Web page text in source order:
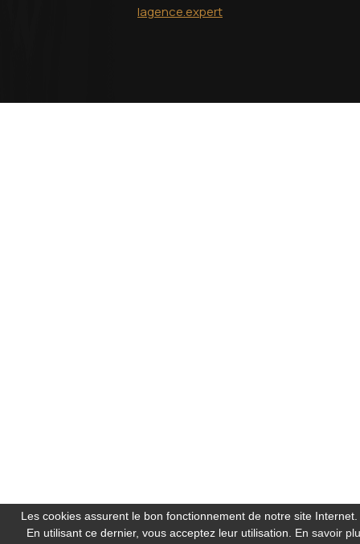
lagence.expert
Les cookies assurent le bon fonctionnement de notre site Internet.
En utilisant ce dernier, vous acceptez leur utilisation. En savoir